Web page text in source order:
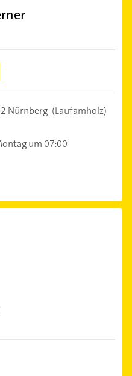
Nürnberg (Laufamholz)
um 07:00